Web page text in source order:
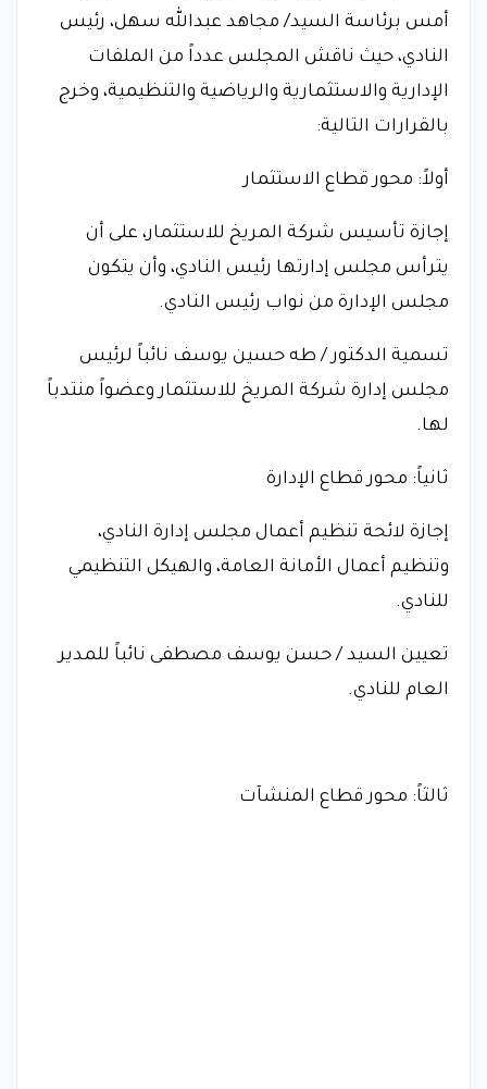
أمس برئاسة السيد/ مجاهد عبدالله سهل، رئيس
النادي، حيث ناقش المجلس عدداً من الملفات
الإدارية والاستثمارية والرياضية والتنظيمية، وخرج
بالقرارات التالية:
أولاً: محور قطاع الاستثمار
إجازة تأسيس شركة المريخ للاستثمار، على أن
يترأس مجلس إدارتها رئيس النادي، وأن يتكون
مجلس الإدارة من نواب رئيس النادي.
تسمية الدكتور / طه حسين يوسف نائباً لرئيس
مجلس إدارة شركة المريخ للاستثمار وعضواً منتدباً
لها.
ثانياً: محور قطاع الإدارة
إجازة لائحة تنظيم أعمال مجلس إدارة النادي،
وتنظيم أعمال الأمانة العامة، والهيكل التنظيمي
للنادي.
تعيين السيد / حسن يوسف مصطفى نائباً للمدير
العام للنادي.
ثالثاً: محور قطاع المنشآت